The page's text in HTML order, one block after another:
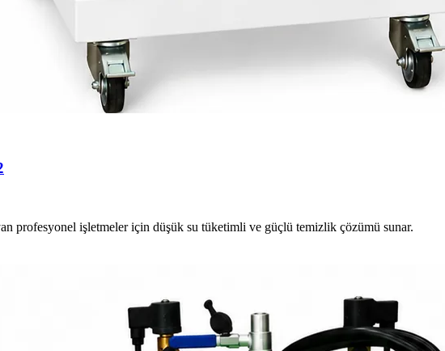
profesyonel işletmeler için düşük su tüketimli ve güçlü temizlik çözümü sunar.